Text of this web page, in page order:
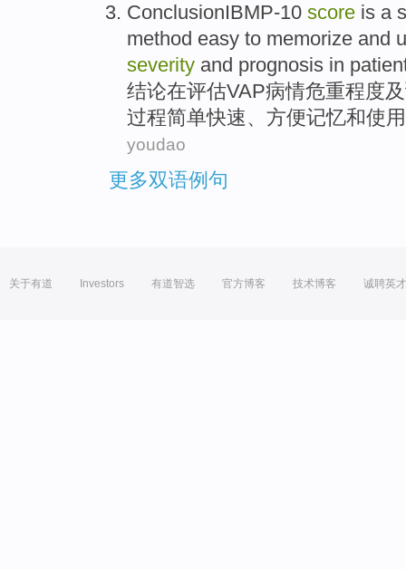
ConclusionIBMP-10 score is a
method easy to memorize and
severity and prognosis in
结论在评估VAP病情危重程度及
过程简单快速、 方便记忆和使用
youdao
更多双语例句
关于有道 Investors 有道智选 官方博客 技术博客 诚聘英才